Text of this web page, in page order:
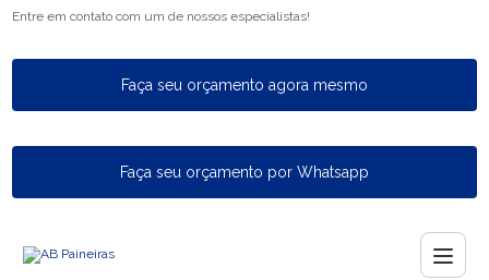
Entre em contato com um de nossos especialistas!
Faça seu orçamento agora mesmo
Faça seu orçamento por Whatsapp